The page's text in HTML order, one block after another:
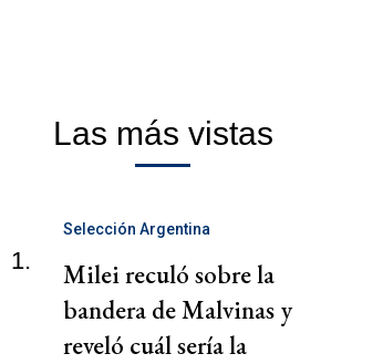
Las más vistas
1.
Selección Argentina
Milei reculó sobre la
bandera de Malvinas y
reveló cuál sería la